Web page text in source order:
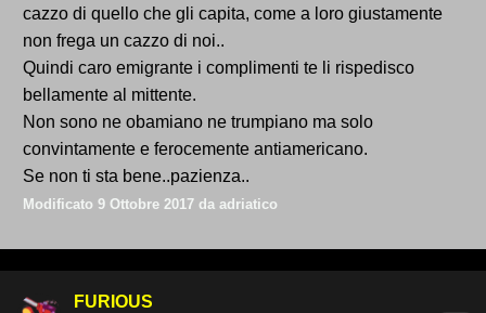
cazzo di quello che gli capita, come a loro giustamente
non frega un cazzo di noi..
Quindi caro emigrante i complimenti te li rispedisco
bellamente al mittente.
Non sono ne obamiano ne trumpiano ma solo
convintamente e ferocemente antiamericano.
Se non ti sta bene..pazienza..
Modificato 9 Ottobre 2017 da adriatico
FURIOUS